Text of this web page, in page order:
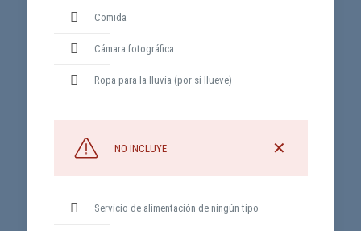
Comida
Cámara fotográfica
Ropa para la lluvia (por si llueve)
NO INCLUYE ✕
Servicio de alimentación de ningún tipo